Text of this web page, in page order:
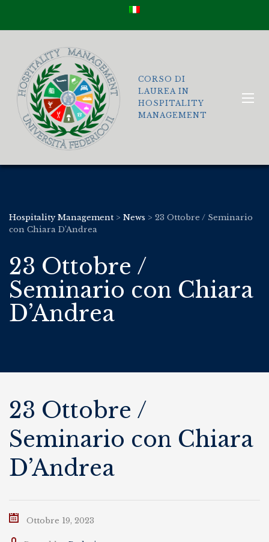
CORSO DI
LAUREA IN
HOSPITALITY
MANAGEMENT
Hospitality Management > News > 23 Ottobre / Seminario
con Chiara D’Andrea
23 Ottobre /
Seminario con Chiara
D’Andrea
23 Ottobre /
Seminario con Chiara
D’Andrea
Ottobre 19, 2023